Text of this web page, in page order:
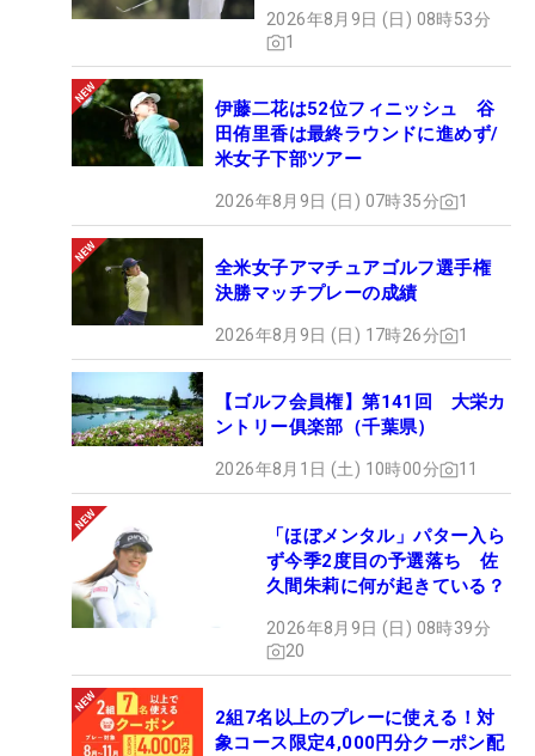
2026年8月9日 (日) 08時53分
1
伊藤二花は52位フィニッシュ 谷
田侑里香は最終ラウンドに進めず/
米女子下部ツアー
2026年8月9日 (日) 07時35分 1
全米女子アマチュアゴルフ選手権
決勝マッチプレーの成績
2026年8月9日 (日) 17時26分 1
【ゴルフ会員権】第141回 大栄カ
ントリー俱楽部（千葉県）
2026年8月1日 (土) 10時00分 11
「ほぼメンタル」パター入ら
ず今季2度目の予選落ち 佐
久間朱莉に何が起きている？
2026年8月9日 (日) 08時39分
20
2組7名以上のプレーに使える！対
象コース限定4,000円分クーポン配